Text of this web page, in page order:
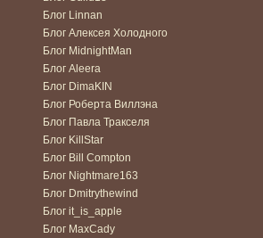
Блог Linnan
Блог Алексея Холодного
Блог MidnightMan
Блог Aleera
Блог DimaKIN
Блог Роберта Виллэна
Блог Павла Тракселя
Блог KillStar
Блог Bill Compton
Блог Nightmare163
Блог Dmitrythewind
Блог it_is_apple
Блог MaxCady